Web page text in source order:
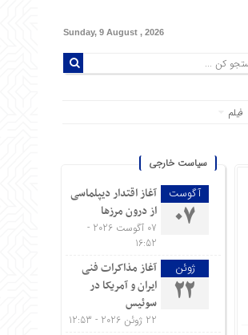
Sunday, 9 August , 2026
فیلم
سیاست خارجی
آگوست
07
آغاز اقتدار دیپلماسی
از درون مرزها
07 آگوست 2026 -
16:52
ژوئن
22
آغاز مذاکرات فنی
ایران و آمریکا در
سوئیس
22 ژوئن 2026 - 12:53